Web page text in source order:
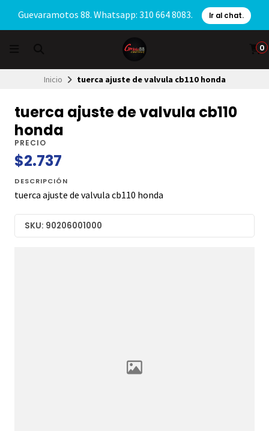
Guevaramotos 88. Whatsapp: 310 664 8083. Ir al chat.
0
Inicio tuerca ajuste de valvula cb110 honda
tuerca ajuste de valvula cb110
honda
PRECIO
$2.737
DESCRIPCIÓN
tuerca ajuste de valvula cb110 honda
SKU: 90206001000